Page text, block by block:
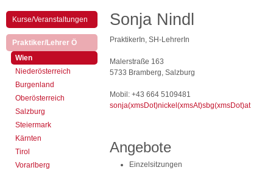
Kurse/Veranstaltungen
Praktiker/Lehrer Ö(aktiv)
Wien(aktiv)
Niederösterreich
Burgenland
Oberösterreich
Salzburg
Steiermark
Kärnten
Tirol
Vorarlberg
Sonja Nindl
PraktikerIn, SH-LehrerIn
Malerstraße 163
5733 Bramberg, Salzburg
Mobil: +43 664 5109481
sonja(xmsDot)nickel(xmsAt)sbg(xmsDot)at
Angebote
Einzelsitzungen